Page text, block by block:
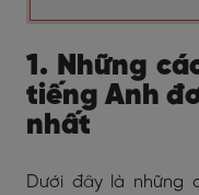
1. Những
tiếng Anh
nhất
Dưới đây là những